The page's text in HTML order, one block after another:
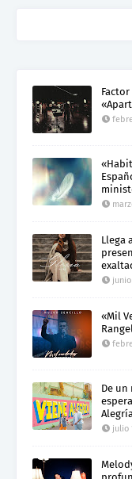
Llega
junio
«Mil
De
julio